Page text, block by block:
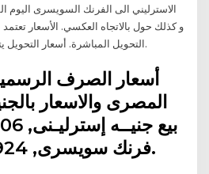
التحويل المباشرة. أسعار التحويل يتم تحديثها كل 15 دقيقة تقريبا.
أسعار الصرف
المصرى والاسعار
فرنك سويسرى, 17.6924, 17.8433.